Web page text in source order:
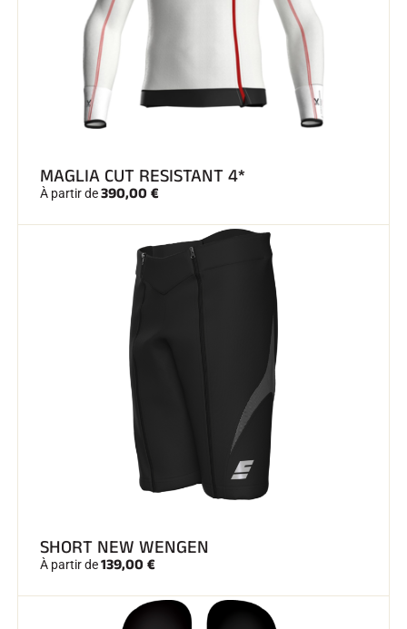
SKI TOUT TERRAIN
MAGLIA CUT RESISTANT 4*
À partir de390,00 €
SHORT NEW WENGEN
À partir de139,00 €